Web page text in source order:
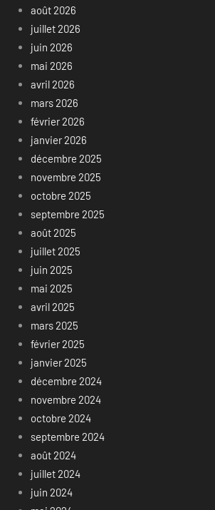
août 2026
juillet 2026
juin 2026
mai 2026
avril 2026
mars 2026
février 2026
janvier 2026
décembre 2025
novembre 2025
octobre 2025
septembre 2025
août 2025
juillet 2025
juin 2025
mai 2025
avril 2025
mars 2025
février 2025
janvier 2025
décembre 2024
novembre 2024
octobre 2024
septembre 2024
août 2024
juillet 2024
juin 2024